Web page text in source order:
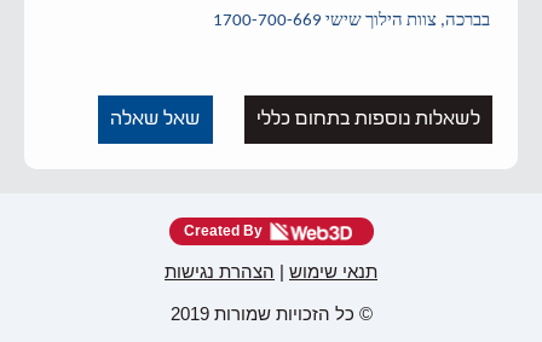
בברכה, צוות הילוך שישי 1700-700-669
לשאלות נוספות בתחום כללי שאל שאלה
Created By
תנאי שימוש | הצהרת נגישות
© כל הזכויות שמורות 2019